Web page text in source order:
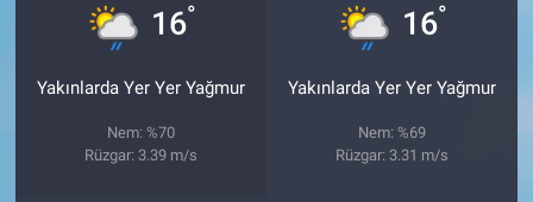
16°
Yakınlarda Yer Yer Yağmur
Nem: %70
Rüzgar: 3.39 m/s
16°
Yakınlarda Yer Yer Yağmur
Nem: %69
Rüzgar: 3.31 m/s